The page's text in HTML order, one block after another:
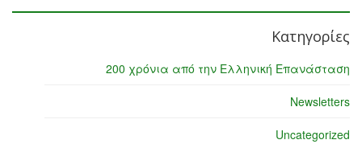
Κατηγορίες
200 χρόνια από την Ελληνική Επανάσταση
Newsletters
Uncategorized